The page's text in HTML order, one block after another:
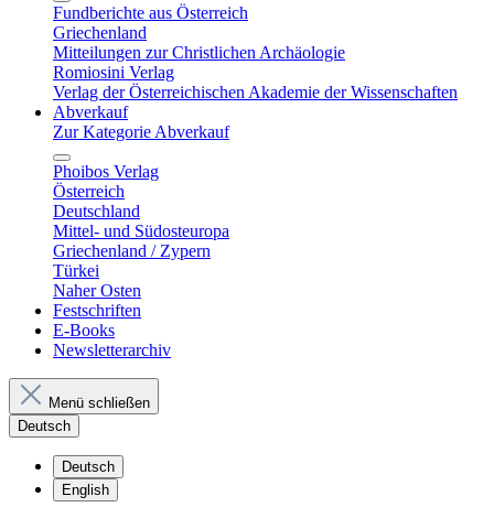
Fundberichte aus Österreich
Griechenland
Mitteilungen zur Christlichen Archäologie
Romiosini Verlag
Verlag der Österreichischen Akademie der Wissenschaften
Abverkauf
Zur Kategorie Abverkauf
Phoibos Verlag
Österreich
Deutschland
Mittel- und Südosteuropa
Griechenland / Zypern
Türkei
Naher Osten
Festschriften
E-Books
Newsletterarchiv
Menü schließen
Deutsch
Deutsch
English